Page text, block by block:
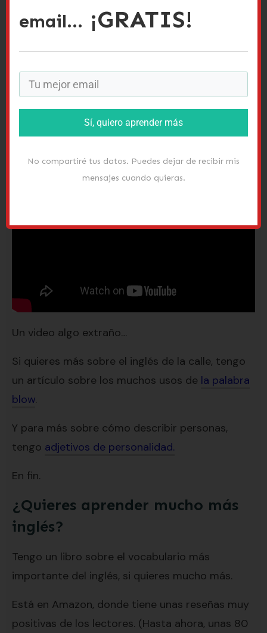
creo que se refiere a la estupidez y
superficialidad de la gente de Hollywood y la
industria del espectáculo.
Pero se puede entender también que habla de
droga…
Un video algo extraño…
Si quieres más sobre el inglés de la calle, tengo
un artículo sobre los muchos usos de la palabra
blow.
Y para más sobre cómo describir personas,
tengo adjetivos de personalidad.
En fin.
¿Quieres aprender mucho más
inglés?
Tengo un libro sobre el vocabulario más
importante del inglés, si quieres mucho más.
Está en Amazon, donde tiene unas reseñas muy
positivas de los lectores. (Hasta ahora, unas 80
email... ¡GRATIS!
Sí, quiero aprender más
No compartiré tus datos. Puedes dejar de recibir mis
mensajes cuando quieras.